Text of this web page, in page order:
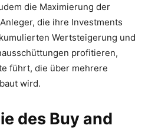
die Maximierung der
die ihre Investments
Wertsteigerung und
profitieren,
führt, die über mehrere
wird.
des Buy and